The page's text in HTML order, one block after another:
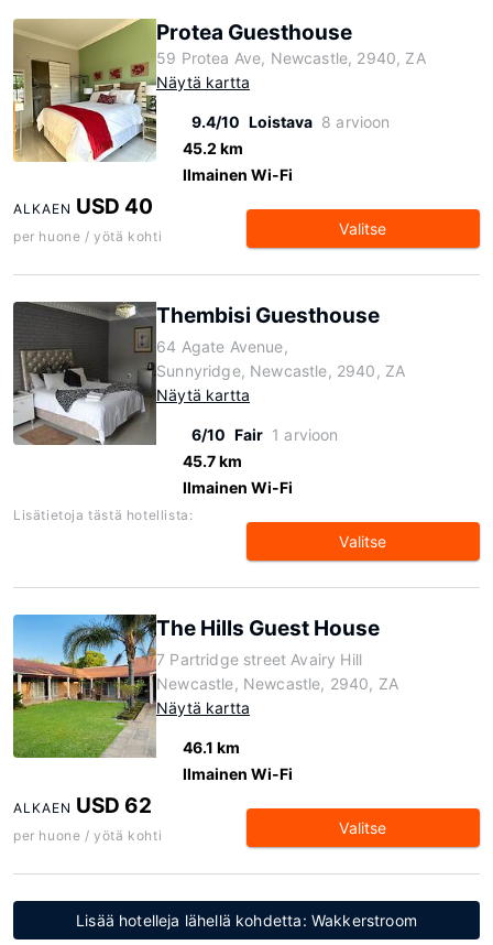
Protea Guesthouse
59 Protea Ave, Newcastle, 2940, ZA
Näytä kartta
9.4/10 Loistava 8 arvioon
45.2 km
Ilmainen Wi-Fi
ALKAEN USD 40
per huone / yötä kohti Valitse
Thembisi Guesthouse
64 Agate Avenue,
Sunnyridge, Newcastle, 2940, ZA
Näytä kartta
6/10 Fair 1 arvioon
45.7 km
Ilmainen Wi-Fi
Lisätietoja tästä hotellista:
Valitse
The Hills Guest House
7 Partridge street Avairy Hill
Newcastle, Newcastle, 2940, ZA
Näytä kartta
46.1 km
Ilmainen Wi-Fi
ALKAEN USD 62
per huone / yötä kohti Valitse
Lisää hotelleja lähellä kohdetta: Wakkerstroom